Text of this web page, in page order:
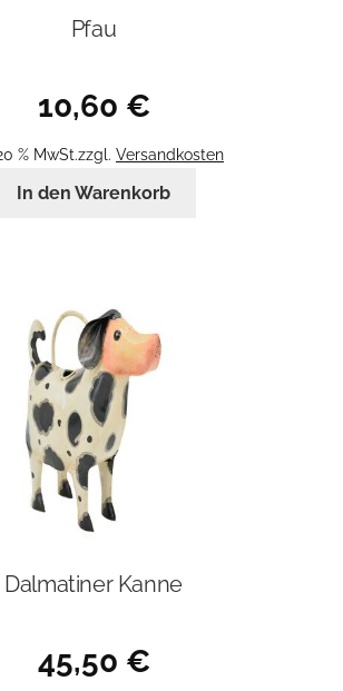
Pfau
10,60 €
% MwSt.zzgl. Versandkosten
In den Warenkorb
Dalmatiner Kanne
45,50 €